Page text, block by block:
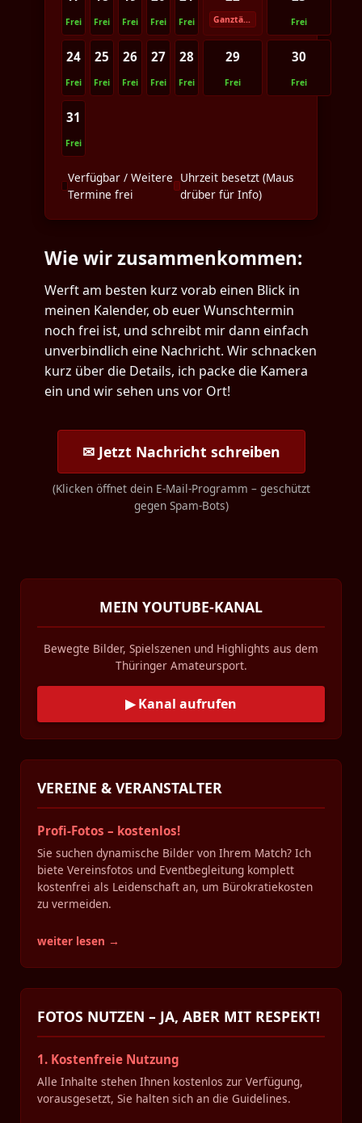
Frei Frei Frei Frei Frei Ganztägig Frei
24
Frei
25
Frei
26
Frei
27
Frei
28
Frei
29
Frei
30
Frei
31
Frei
Verfügbar / Weitere
Termine frei
Uhrzeit besetzt (Maus
drüber für Info)
Wie wir zusammenkommen:
Werft am besten kurz vorab einen Blick in
meinen Kalender, ob euer Wunschtermin
noch frei ist, und schreibt mir dann einfach
unverbindlich eine Nachricht. Wir schnacken
kurz über die Details, ich packe die Kamera
ein und wir sehen uns vor Ort!
✉ Jetzt Nachricht schreiben
(Klicken öffnet dein E-Mail-Programm – geschützt
gegen Spam-Bots)
MEIN YOUTUBE-KANAL
Bewegte Bilder, Spielszenen und Highlights aus dem
Thüringer Amateursport.
▶ Kanal aufrufen
VEREINE & VERANSTALTER
Profi-Fotos – kostenlos!
Sie suchen dynamische Bilder von Ihrem Match? Ich
biete Vereinsfotos und Eventbegleitung komplett
kostenfrei als Leidenschaft an, um Bürokratiekosten
zu vermeiden.
weiter lesen →
FOTOS NUTZEN – JA, ABER MIT RESPEKT!
1. Kostenfreie Nutzung
Alle Inhalte stehen Ihnen kostenlos zur Verfügung,
vorausgesetzt, Sie halten sich an die Guidelines.